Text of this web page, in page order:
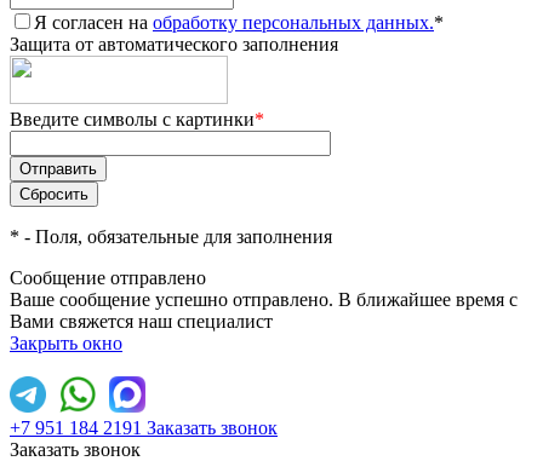
Я согласен на обработку персональных данных.*
Защита от автоматического заполнения
Введите символы с картинки*
* - Поля, обязательные для заполнения
Сообщение отправлено
Ваше сообщение успешно отправлено. В ближайшее время с
Вами свяжется наш специалист
Закрыть окно
+7 951 184 2191 Заказать звонок
Заказать звонок